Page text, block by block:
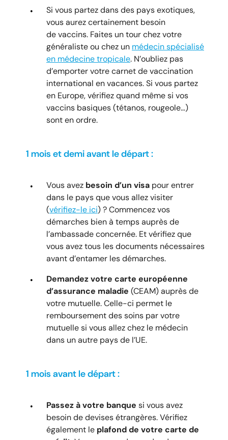
Si vous partez dans des pays exotiques,
vous aurez certainement besoin
de vaccins. Faites un tour chez votre
généraliste ou chez un médecin spécialisé
en médecine tropicale. N’oubliez pas
d’emporter votre carnet de vaccination
international en vacances. Si vous partez
en Europe, vérifiez quand même si vos
vaccins basiques (tétanos, rougeole…)
sont en ordre.
1 mois et demi avant le départ :
Vous avez besoin d’un visa pour entrer
dans le pays que vous allez visiter
(vérifiez-le ici) ? Commencez vos
démarches bien à temps auprès de
l’ambassade concernée. Et vérifiez que
vous avez tous les documents nécessaires
avant d’entamer les démarches.
Demandez votre carte européenne
d’assurance maladie (CEAM) auprès de
votre mutuelle. Celle-ci permet le
remboursement des soins par votre
mutuelle si vous allez chez le médecin
dans un autre pays de l’UE.
1 mois avant le départ :
Passez à votre banque si vous avez
besoin de devises étrangères. Vérifiez
également le plafond de votre carte de